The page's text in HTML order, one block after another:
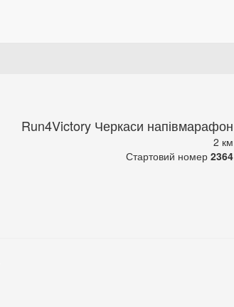
Run4Victory Черкаси напівмарафон
2 км
Стартовий номер 2364